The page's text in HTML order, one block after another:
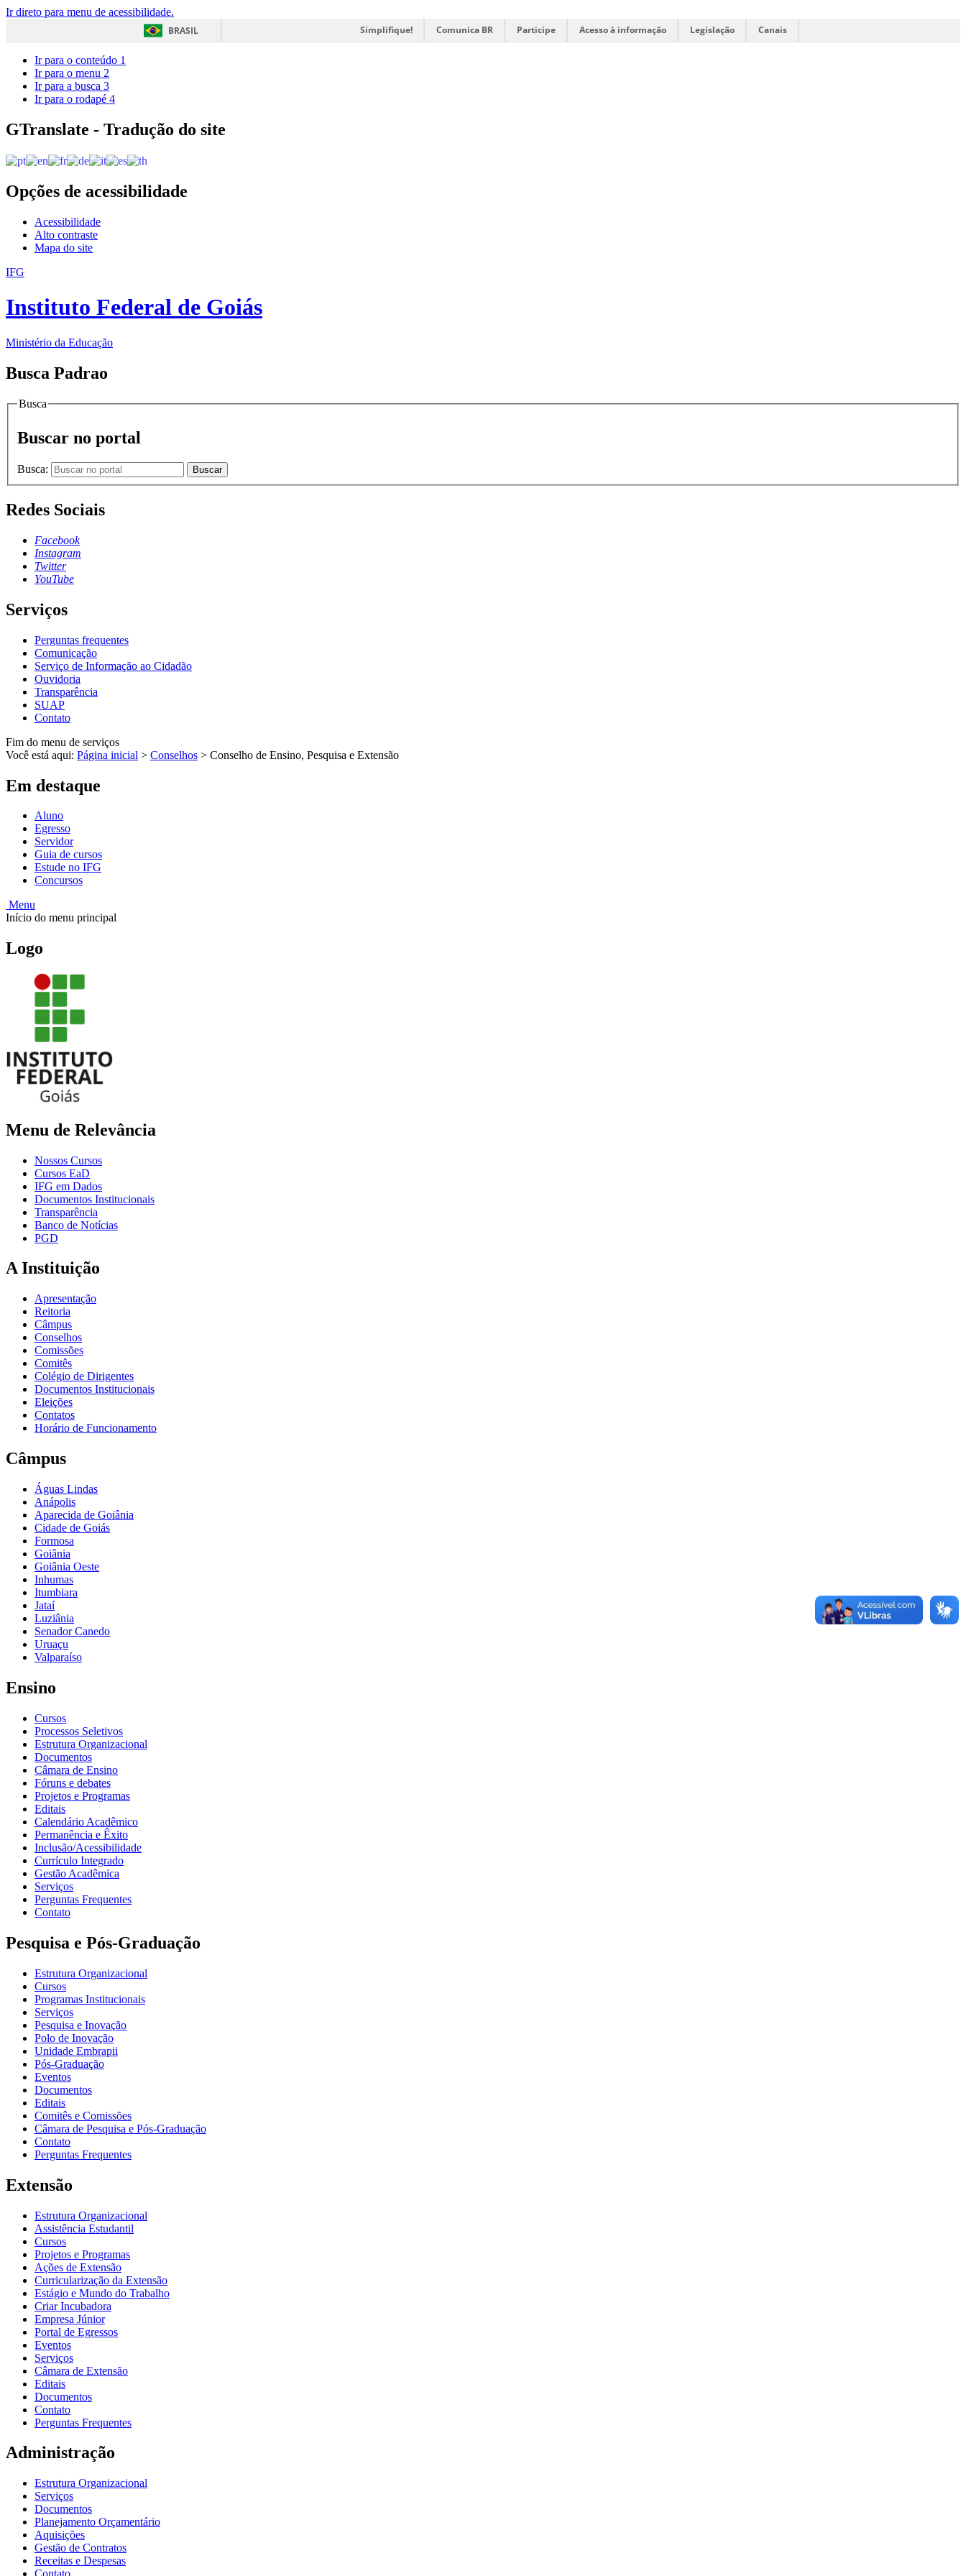
Ir direto para menu de acessibilidade.
BRASIL
Simplifique! Comunica BR Participe Acesso à informação Legislação Canais
Ir para o conteúdo 1
Ir para o menu 2
Ir para a busca 3
Ir para o rodapé 4
GTranslate - Tradução do site
Opções de acessibilidade
Acessibilidade
Alto contraste
Mapa do site
IFG
Instituto Federal de Goiás
Ministério da Educação
Busca Padrao
Busca
Buscar no portal
Busca: Buscar
Redes Sociais
Facebook
Instagram
Twitter
YouTube
Serviços
Perguntas frequentes
Comunicação
Serviço de Informação ao Cidadão
Ouvidoria
Transparência
SUAP
Contato
Fim do menu de serviços
Você está aqui: Página inicial > Conselhos > Conselho de Ensino, Pesquisa e Extensão
Em destaque
Aluno
Egresso
Servidor
Guia de cursos
Estude no IFG
Concursos
Menu
Início do menu principal
Logo
Menu de Relevância
Nossos Cursos
Cursos EaD
IFG em Dados
Documentos Institucionais
Transparência
Banco de Notícias
PGD
A Instituição
Apresentação
Reitoria
Câmpus
Conselhos
Comissões
Comitês
Colégio de Dirigentes
Documentos Institucionais
Eleições
Contatos
Horário de Funcionamento
Câmpus
Águas Lindas
Anápolis
Aparecida de Goiânia
Cidade de Goiás
Formosa
Goiânia
Goiânia Oeste
Inhumas
Itumbiara
Jataí
Luziânia
Senador Canedo
Uruaçu
Valparaíso
Ensino
Cursos
Processos Seletivos
Estrutura Organizacional
Documentos
Câmara de Ensino
Fóruns e debates
Projetos e Programas
Editais
Calendário Acadêmico
Permanência e Êxito
Inclusão/Acessibilidade
Currículo Integrado
Gestão Acadêmica
Serviços
Perguntas Frequentes
Contato
Pesquisa e Pós-Graduação
Estrutura Organizacional
Cursos
Programas Institucionais
Serviços
Pesquisa e Inovação
Polo de Inovação
Unidade Embrapii
Pós-Graduação
Eventos
Documentos
Editais
Comitês e Comissões
Câmara de Pesquisa e Pós-Graduação
Contato
Perguntas Frequentes
Extensão
Estrutura Organizacional
Assistência Estudantil
Cursos
Projetos e Programas
Ações de Extensão
Curricularização da Extensão
Estágio e Mundo do Trabalho
Criar Incubadora
Empresa Júnior
Portal de Egressos
Eventos
Serviços
Câmara de Extensão
Editais
Documentos
Contato
Perguntas Frequentes
Administração
Estrutura Organizacional
Serviços
Documentos
Planejamento Orçamentário
Aquisições
Gestão de Contratos
Receitas e Despesas